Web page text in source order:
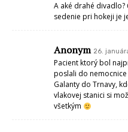
A aké drahé
sedenie pri hokeji je
Anonym 26.
Pacient ktorý bol
poslali do
Galanty do Trnavy,
vlakovej stanici si
všetkým